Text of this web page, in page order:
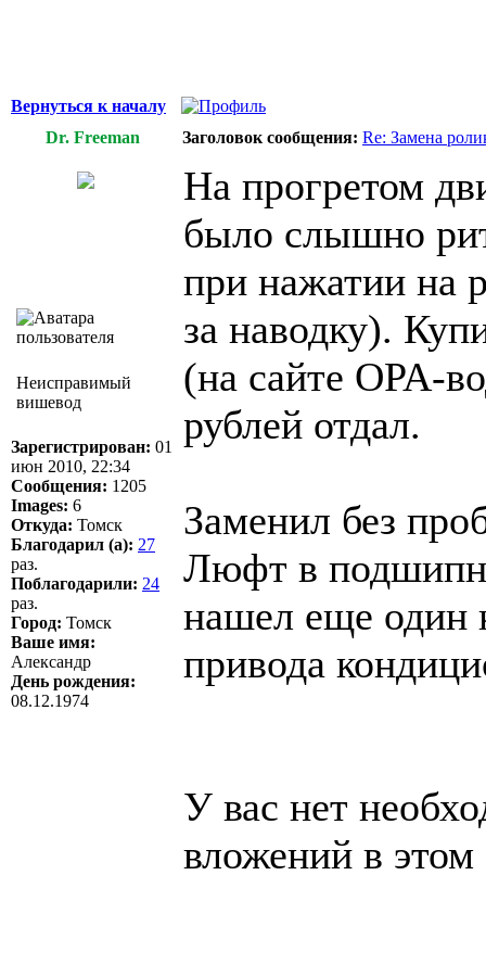
Вернуться к началу
Dr. Freeman
Заголовок сообщения: Re: Замена
Неисправимый
вишевод
Зарегистрирован: 01
июн 2010, 22:34
Сообщения: 1205
Images: 6
Откуда: Томск
Благодарил (а): 27
раз.
Поблагодарили: 24
раз.
Город: Томск
Ваше имя:
Александр
День рождения:
08.12.1974
На прогретом
было слышно
при нажатии на
за наводку).
(на сайте OPA-
рублей отдал.
Заменил без
Люфт в
нашел еще один
привода
У вас нет
вложений в